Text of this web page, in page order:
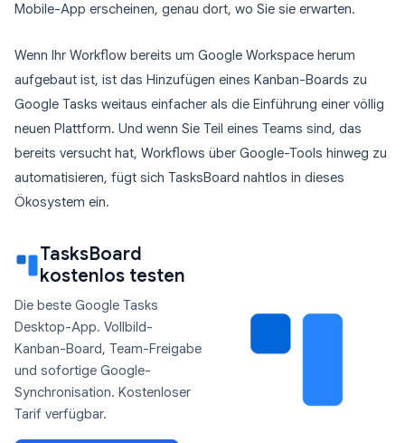
Mobile-App erscheinen, genau dort, wo Sie sie erwarten.
Wenn Ihr Workflow bereits um Google Workspace herum
aufgebaut ist, ist das Hinzufügen eines Kanban-Boards zu
Google Tasks weitaus einfacher als die Einführung einer völlig
neuen Plattform. Und wenn Sie Teil eines Teams sind, das
bereits versucht hat, Workflows über Google-Tools hinweg zu
automatisieren, fügt sich TasksBoard nahtlos in dieses
Ökosystem ein.
TasksBoard
kostenlos testen
Die beste Google Tasks
Desktop-App. Vollbild-
Kanban-Board, Team-Freigabe
und sofortige Google-
Synchronisation. Kostenloser
Tarif verfügbar.